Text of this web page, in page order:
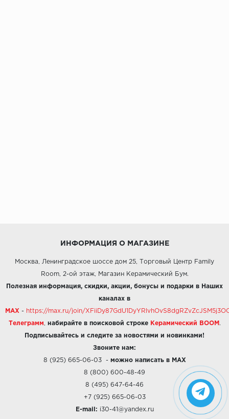
ИНФОРМАЦИЯ О МАГАЗИНЕ
Москва, Ленинградское шоссе дом 25, Торговый Центр Family
Room, 2-ой этаж, Магазин Керамический Бум.
Полезная информация, скидки, акции, бонусы и подарки в Наших
каналах в
MAX - https://max.ru/join/
Телеграмм набирайте в поисковой строке Керамический BOOM .
Подписывайтесь и следите за новостями и новинками!
Звоните нам:
8 (925) 665-06-03- можно написать в MAX
8 (800) 600-48-49
8 (495) 647-64-46
+7 (925) 665-06-03
E-mail: i30-41@yandex.ru